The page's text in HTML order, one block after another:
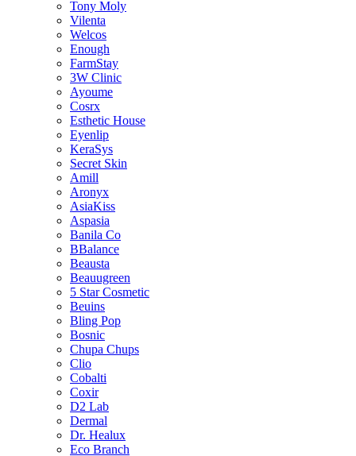
Tony Moly
Vilenta
Welcos
Enough
FarmStay
3W Clinic
Ayoume
Cosrx
Esthetic House
Eyenlip
KeraSys
Secret Skin
Amill
Aronyx
AsiaKiss
Aspasia
Banila Co
BBalance
Beausta
Beauugreen
5 Star Cosmetic
Beuins
Bling Pop
Bosnic
Chupa Chups
Clio
Cobalti
Coxir
D2 Lab
Dermal
Dr. Healux
Eco Branch